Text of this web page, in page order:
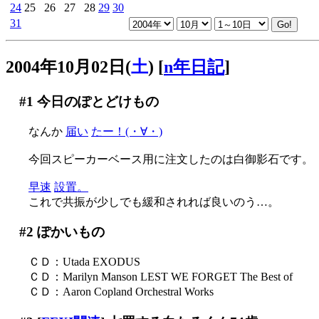
24 25 26 27 28 29 30
31
2004年10月02日(土) [n年日記]
#1 今日のぽとどけもの
なんか 届い たー！(・∀・)
今回スピーカーベース用に注文したのは白御影石です。
早速 設置。
これで共振が少しでも緩和されれば良いのう…。
#2 ぽかいもの
ＣＤ：Utada EXODUS
ＣＤ：Marilyn Manson LEST WE FORGET The Best of
ＣＤ：Aaron Copland Orchestral Works